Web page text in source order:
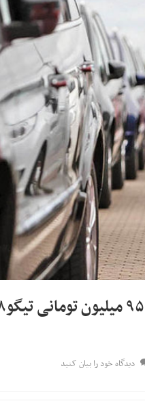
تداوم افت قیمت
دیدگاه خود را بیان کنید